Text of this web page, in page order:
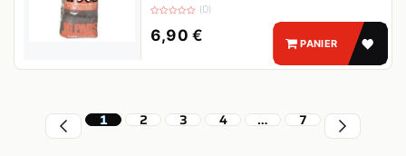
de 16 pelotes pour des finitions impeccables
(0)
6,90 € PANIER
1 2 3 4 … 7